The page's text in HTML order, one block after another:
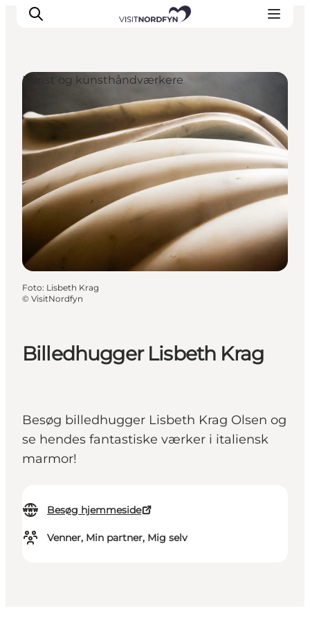
Oplev
Det sker
Spis og drik
Overnatning
Book oplevelser
For børn
Billedhugger Lisbeth Krag
Besøg billedhugger Lisbeth Krag Olsen og
se hendes fantastiske værker i italiensk
marmor!
Besøg hjemmeside
Venner, Min partner, Mig selv
Kunst og kunsthåndværkere
Foto: Lisbeth Krag
© VisitNordfyn